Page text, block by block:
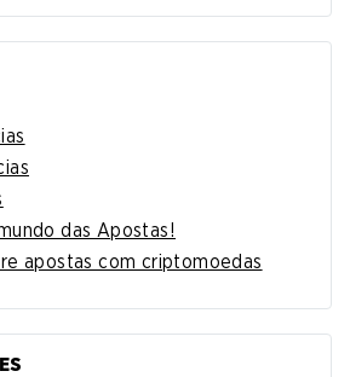
das Apostas!
apostas com criptomoedas